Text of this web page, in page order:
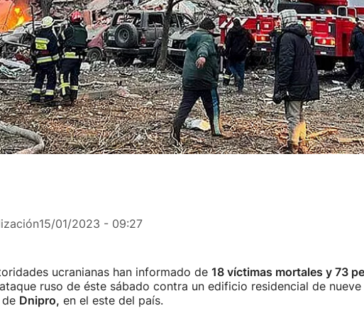
15/01/2023 - 09:27
ucranianas han informado de 18 víctimas mortales y 73
ruso de éste sábado contra un edificio residencial de nueve
Dnipro, en el este del país.